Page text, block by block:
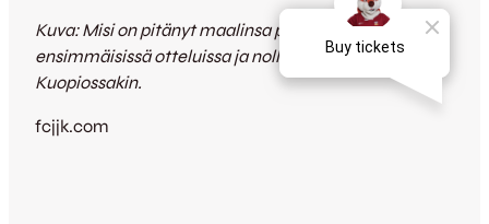
Kuva: Misi on pitänyt maalinsa puhtaana
ensimmäisissä otteluissa ja nollapeli on tavoitteena
Kuopiossakin.
fcjjk.com